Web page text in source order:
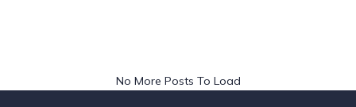
No More Posts To Load